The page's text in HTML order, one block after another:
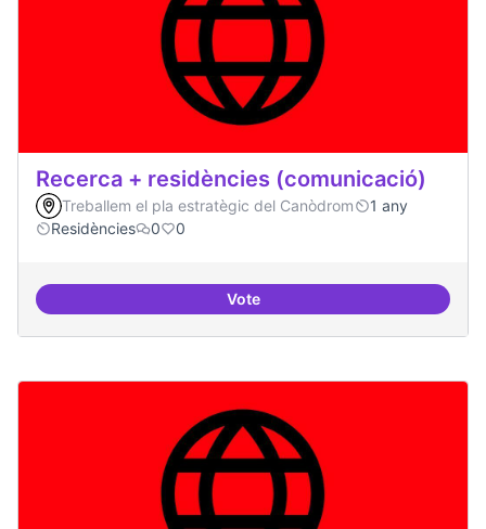
Recerca + residències (comunicació)
Treballem el pla estratègic del Canòdrom
1 any
Residències
0 0
VoteRecerca + residències